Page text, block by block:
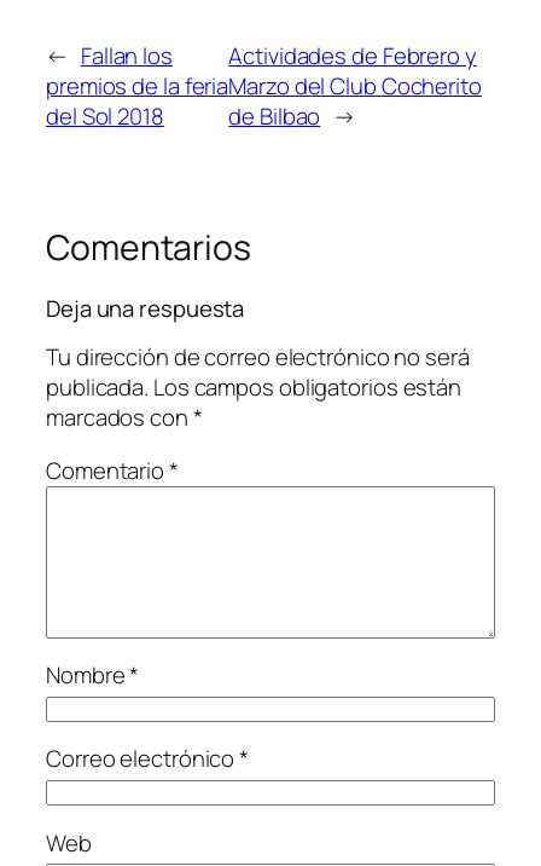
← Fallan los
premios de la feria
del Sol 2018
Actividades de Febrero y
Marzo del Club Cocherito
de Bilbao →
Comentarios
Deja una respuesta
Tu dirección de correo electrónico no será
publicada. Los campos obligatorios están
marcados con*
Comentario*
Nombre*
Correo electrónico*
Web